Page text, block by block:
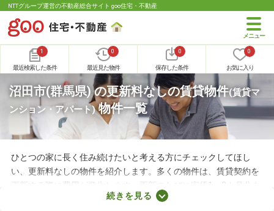
NTTグループ運営の不動産総合サイト goo住宅・不動産
1
最近検索した条件
0
最近見た物件
0
保存した条件
0
お気に入り
沼田市(群馬県) の更新料なしの賃貸物件(賃貸マ
ンション・アパート)物件一覧
ひとつの家に長く住み続けたいと考える方にチェックしてほし
い、更新料なしの物件を紹介します。多くの物件は、賃貸契約を
更新する際に費用が発生します。更新のたびに家賃1～2カ月分を
支払わなければならないので、支出が増える点がデメリットだと
続きを見る